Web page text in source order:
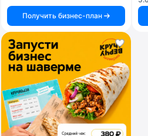
Получить бизнес-план